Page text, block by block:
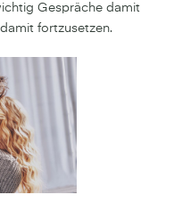
Gespräche damit
fortzusetzen.